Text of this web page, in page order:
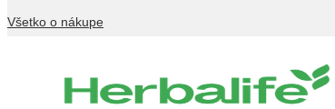
Všetko o nákupe